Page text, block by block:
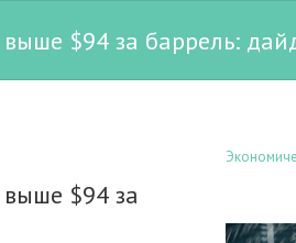
$94 за баррель:
$94 за